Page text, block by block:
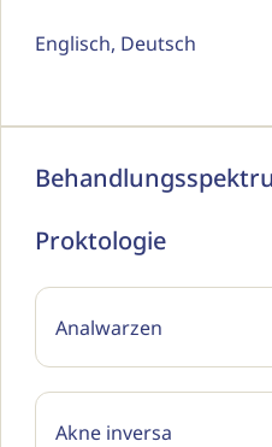
Englisch, Deutsch
Proktologie
Analwarzen
Akne inversa